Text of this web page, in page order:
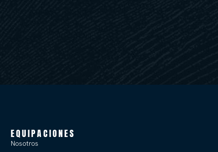
EQUIPACIONES
Nosotros